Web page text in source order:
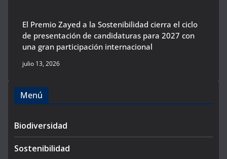
El Premio Zayed a la Sostenibilidad cierra el ciclo
de presentación de candidaturas para 2027 con
una gran participación internacional
julio 13, 2026
Menú
Biodiversidad
Sostenibilidad